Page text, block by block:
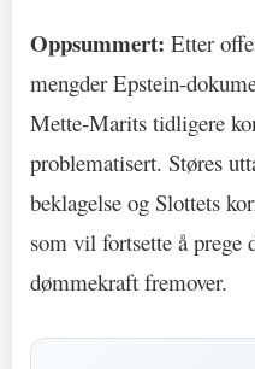
Oppsummert: Etter
mengder Epstein-
Mette-Marits tidligere
problematisert. Støres
beklagelse og Slottets
som vil fortsette å prege
dømmekraft fremover.